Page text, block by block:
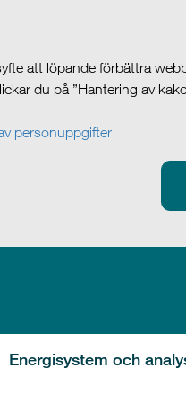
att löpande förbättra
du på ”Hantering av
personuppgifter
Energisystem och